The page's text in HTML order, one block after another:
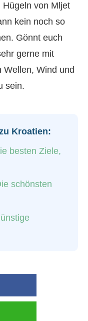
Hügeln von Mljet
kein noch so
Gönnt euch
gerne mit
Wellen, Wind und
sein.
Kroatien:
besten Ziele,
schönsten